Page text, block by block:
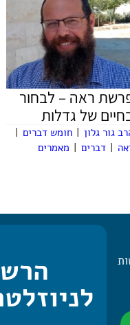
ראה – לבחור
של גדלות
גור גלון חומש דברים
דברים מאמרים